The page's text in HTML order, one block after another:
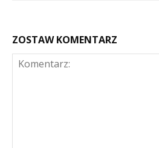
ZOSTAW KOMENTARZ